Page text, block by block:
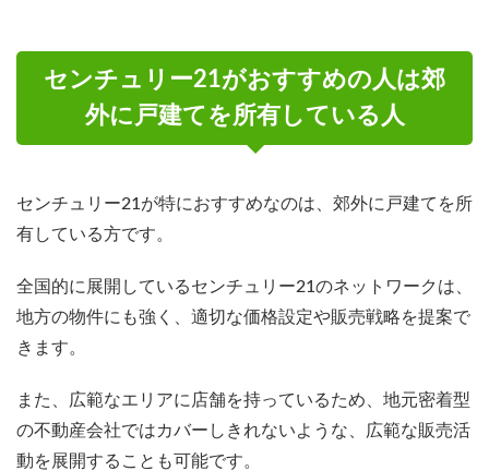
センチュリー21がおすすめの人は郊
外に戸建てを所有している人
センチュリー21が特におすすめなのは、郊外に戸建てを所
有している方です。
全国的に展開しているセンチュリー21のネットワークは、
地方の物件にも強く、適切な価格設定や販売戦略を提案で
きます。
また、広範なエリアに店舗を持っているため、地元密着型
の不動産会社ではカバーしきれないような、広範な販売活
動を展開することも可能です。